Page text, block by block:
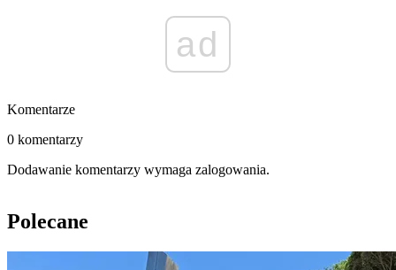
ad
Komentarze
0 komentarzy
Dodawanie komentarzy wymaga zalogowania.
Polecane